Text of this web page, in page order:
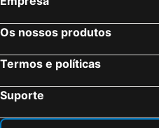
Sevilha, Andaluzia Hotéis
Isla Cristina, Andaluzia Hotéis
Os nossos produtos
Termos e políticas
Suporte